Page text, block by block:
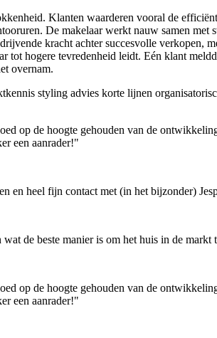
Klanten waarderen vooral de
De makelaar werkt nauw samen
kracht achter succesvolle verkopen,
hogere tevredenheid leidt. Eén klant
overnam.
styling advies korte lijnen
op de hoogte gehouden van de
een aanrader!"
en heel fijn contact met (in het bijzonder)
de beste manier is om het huis in de markt
op de hoogte gehouden van de
een aanrader!"